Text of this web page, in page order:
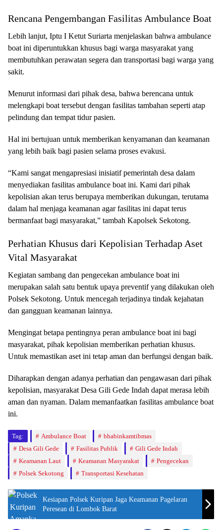
Rencana Pengembangan Fasilitas Ambulance Boat
Lebih lanjut, Iptu I Ketut Suriarta menjelaskan bahwa ambulance
boat ini diperuntukkan khusus bagi warga masyarakat yang
membutuhkan perawatan segera dan transportasi bagi warga yang
sakit.
Menurut informasi dari pihak desa, bahwa berencana untuk
melengkapi boat tersebut dengan fasilitas tambahan seperti atap
pelindung dan tempat tidur pasien.
Hal ini bertujuan untuk memberikan kenyamanan dan keamanan
yang lebih baik bagi pasien selama proses evakusi.
“Kami sangat mengapresiasi inisiatif pemerintah desa dalam
menyediakan fasilitas ambulance boat ini. Kami dari pihak
kepolisian akan terus berupaya memberikan dukungan, terutama
dalam hal menjaga keamanan agar fasilitas ini dapat terus
bermanfaat bagi masyarakat,” tambah Kapolsek Sekotong.
Perhatian Khusus dari Kepolisian Terhadap Aset
Vital Masyarakat
Kegiatan sambang dan pengecekan ambulance boat ini
merupakan salah satu bentuk upaya preventif yang dilakukan oleh
Polsek Sekotong. Untuk mencegah terjadinya tindak kejahatan
dan gangguan keamanan lainnya.
Mengingat betapa pentingnya peran ambulance boat ini bagi
masyarakat, pihak kepolisian memberikan perhatian khusus.
Untuk memastikan aset ini tetap aman dan berfungsi dengan baik.
Diharapkan dengan adanya perhatian dan pengawasan dari pihak
kepolisian, masyarakat Desa Gili Gede Indah dapat merasa lebih
aman dan nyaman. Dalam memanfaatkan fasilitas ambulance boat
ini.
Tag: Ambulance Boat
bhabinkamtibmas
Desa Gili Gede
Fasilitas Publik
Gili Gede Indah
Keamanan Laut
Keamanan Masyarakat
Pengecekan
Polsek Sekotong
Transportasi Kesehatan
Kesiapan Polsek Kuripan Jaga Keamanan Pagelaran
Peresean di Lombok Barat